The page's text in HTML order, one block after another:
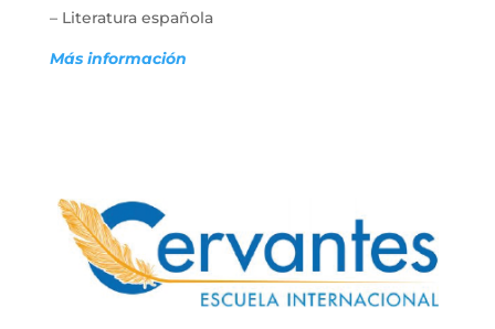
– Literatura española
Más información